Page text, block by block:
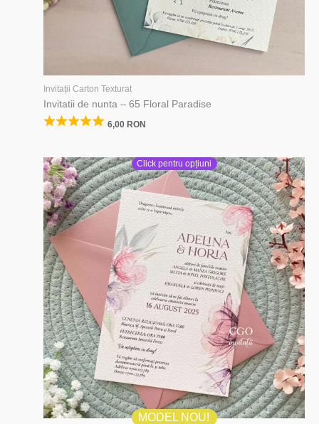
Invitații Carton Texturat
Invitatii de nunta – 65 Floral Paradise
6,00 RON
MODEL NOU!
Click pentru opțiuni